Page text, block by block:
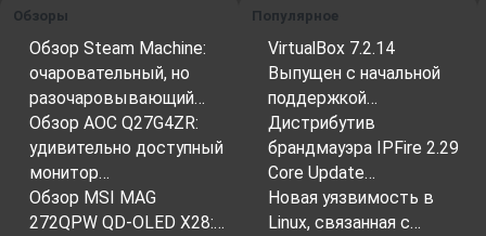
Обзоры
Обзор Steam Machine:
очаровательный, но
разочаровывающий…
Обзор AOC Q27G4ZR:
удивительно доступный
монитор…
Обзор MSI MAG
272QPW QD-OLED X28:…
Популярное
VirtualBox 7.2.14
Выпущен с начальной
поддержкой…
Дистрибутив
брандмауэра IPFire 2.29
Core Update…
Новая уязвимость в
Linux, связанная с…